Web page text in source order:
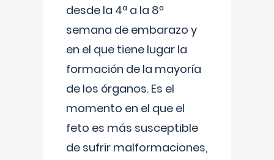
desde la 4ª a la 8ª
semana de embarazo y
en el que tiene lugar la
formación de la mayoría
de los órganos. Es el
momento en el que el
feto es más susceptible
de sufrir malformaciones,